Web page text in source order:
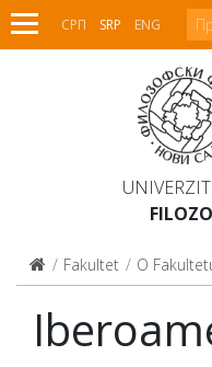
СРП SRP ENG
Fakultet O